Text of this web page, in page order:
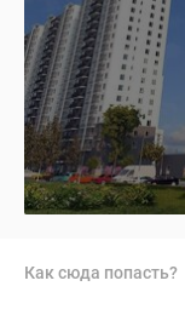
Как сюда попасть?